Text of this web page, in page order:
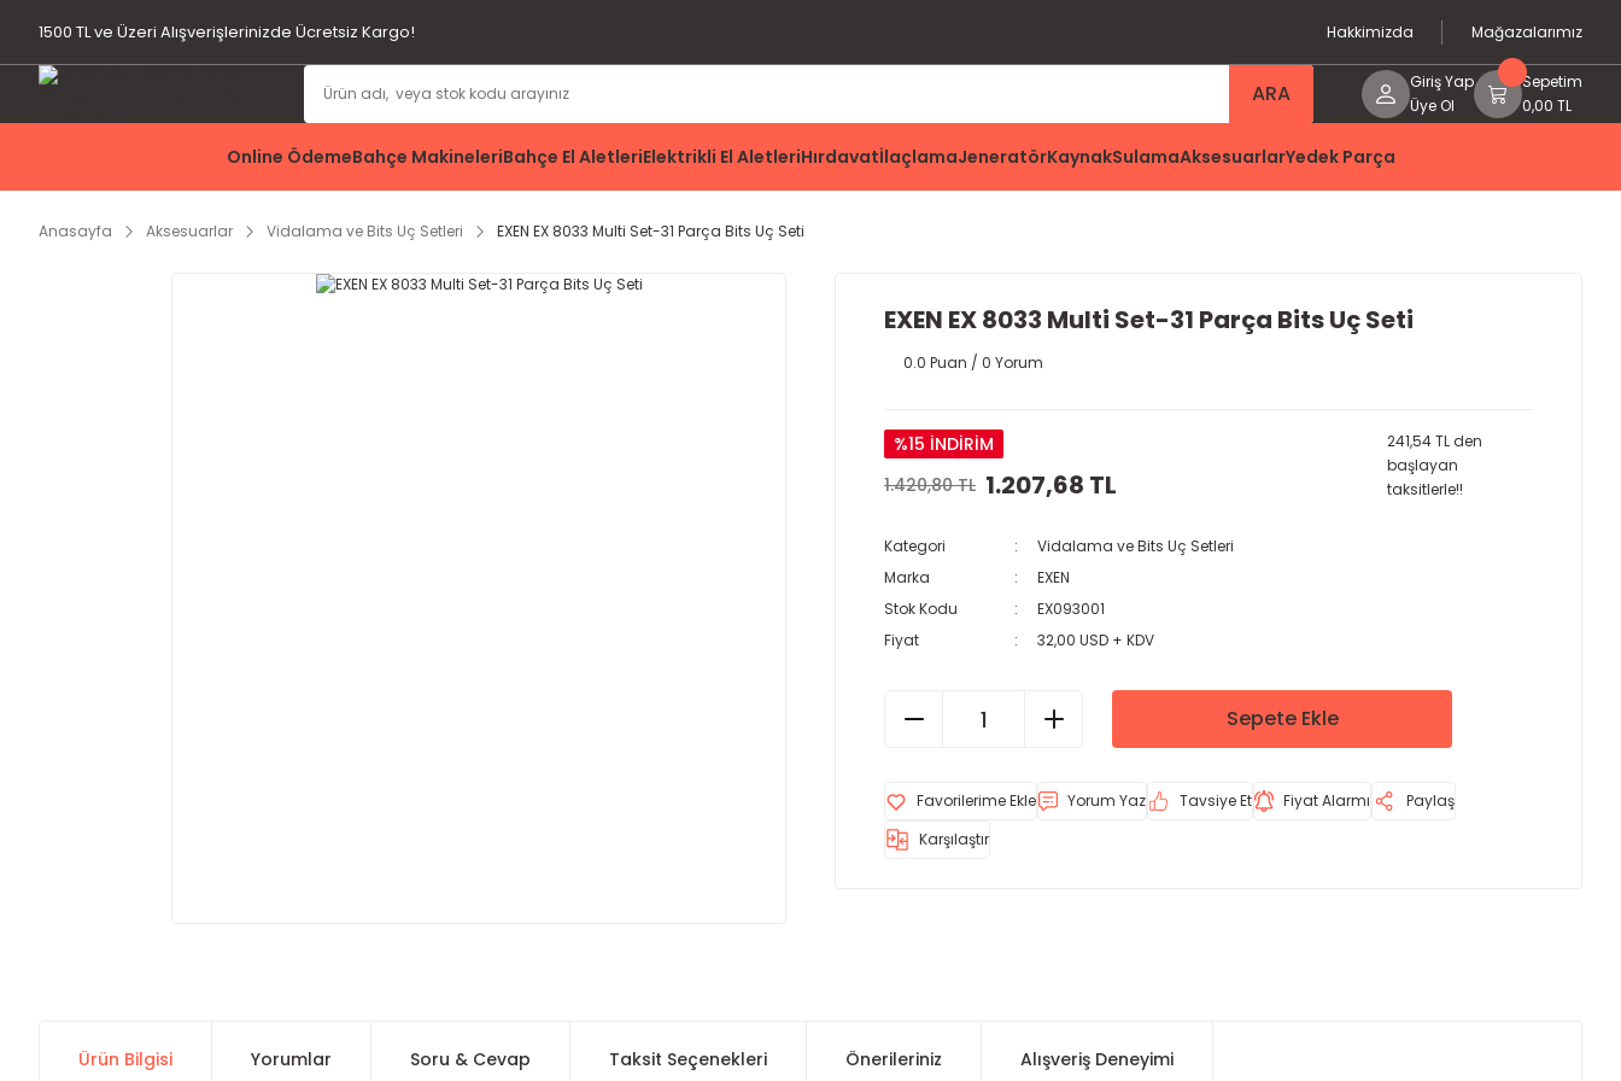
1500 TL ve Üzeri Alışverişlerinizde Ücretsiz Kargo! Hakkimizda Mağazalarımız
ARA
Giriş Yap
Üye Ol
Sepetim
0,00 TL
Online ÖdemeBahçe MakineleriBahçe El AletleriElektrikli El AletleriHırdavatİlaçlamaJeneratörKaynakSulamaAksesuarlarYedek Parça
Anasayfa Aksesuarlar Vidalama ve Bits Uç Setleri EXEN EX 8033 Multi Set-31 Parça Bits Uç Seti
EXEN EX 8033 Multi Set-31 Parça Bits Uç Seti
0.0 Puan / 0 Yorum
%15 İNDİRİM
1.420,80 TL 1.207,68 TL
241,54 TL den
başlayan
taksitlerle!!
Kategori
Vidalama ve Bits Uç Setleri
Marka
EXEN
Stok Kodu
EX093001
Fiyat
32,00 USD + KDV
Sepete Ekle
Yorum Yaz Tavsiye Et Fiyat Alarmı
Paylaş
Karşılaştır
Ürün Bilgisi Yorumlar Soru & Cevap Taksit Seçenekleri Önerileriniz Alışveriş Deneyimi